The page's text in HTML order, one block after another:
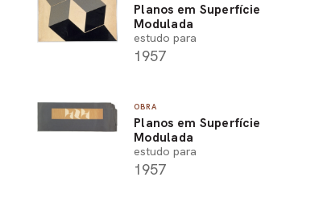
Planos em Superfície
Modulada
estudo para
1957
OBRA
Planos em Superfície
Modulada
estudo para
1957